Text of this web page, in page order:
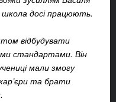
досі працюють.
відбудувати
стандартами. Він
мали змогу
та брати